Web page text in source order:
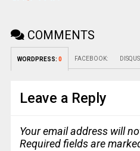
COMMENTS
WORDPRESS: 0 FACEBOOK:
Leave a Reply
Your email address will
Required fields are